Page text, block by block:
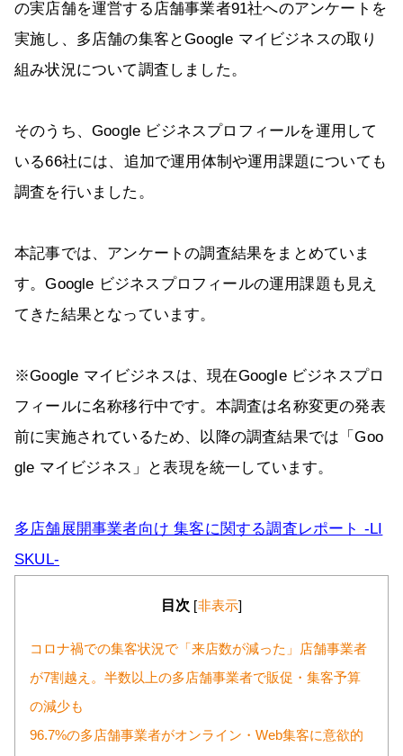
の実店舗を運営する店舗事業者91社へのアンケートを
実施し、多店舗の集客とGoogle マイビジネスの取り
組み状況について調査しました。
そのうち、Google ビジネスプロフィールを運用して
いる66社には、追加で運用体制や運用課題についても
調査を行いました。
本記事では、アンケートの調査結果をまとめていま
す。Google ビジネスプロフィールの運用課題も見え
てきた結果となっています。
※Google マイビジネスは、現在Google ビジネスプロ
フィールに名称移行中です。本調査は名称変更の発表
前に実施されているため、以降の調査結果では「Goo
gle マイビジネス」と表現を統一しています。
多店舗展開事業者向け 集客に関する調査レポート -LI
SKUL-
目次 [非表示]
コロナ禍での集客状況で「来店数が減った」店舗事業者
が7割越え。半数以上の多店舗事業者で販促・集客予算
の減少も
96.7%の多店舗事業者がオンライン・Web集客に意欲的